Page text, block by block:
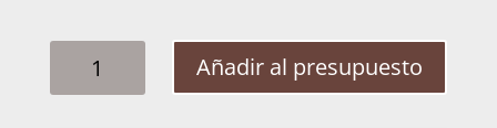
HOMBRE
Añadir al presupuesto